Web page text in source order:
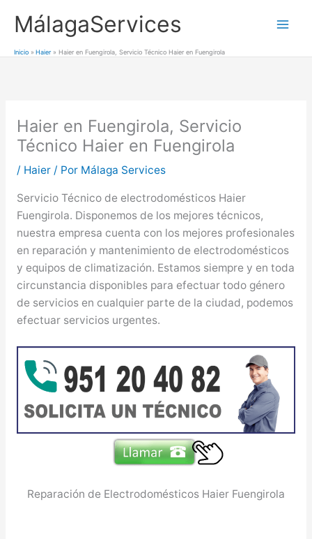
MálagaServices
Inicio Haier Haier en Fuengirola, Servicio Técnico Haier en Fuengirola
Haier en Fuengirola, Servicio
Técnico Haier en Fuengirola
/ Haier/ Por Málaga Services
Servicio Técnico de electrodomésticos Haier
Fuengirola. Disponemos de los mejores técnicos,
nuestra empresa cuenta con los mejores profesionales
en reparación y mantenimiento de electrodomésticos
y equipos de climatización. Estamos siempre y en toda
circunstancia disponibles para efectuar todo género
de servicios en cualquier parte de la ciudad, podemos
efectuar servicios urgentes.
Reparación de Electrodomésticos Haier Fuengirola